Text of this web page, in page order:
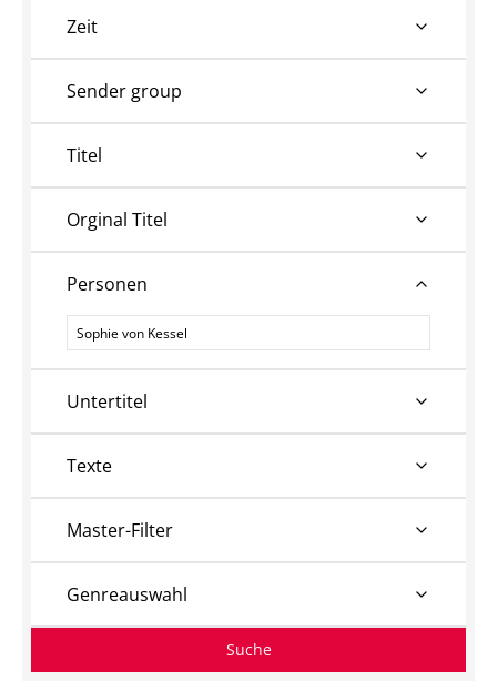
Zeit
Sender group
Titel
Orginal Titel
Personen
Personen
Untertitel
Texte
Master-Filter
Genreauswahl
Suche